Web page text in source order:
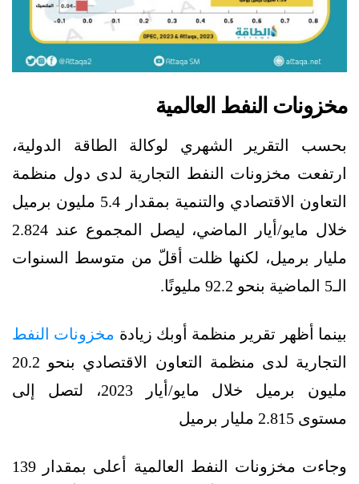
مخزونات النفط العالمية
بحسب التقرير الشهري لوكالة الطاقة الدولية،
ارتفعت مخزونات النفط التجارية لدى دول منظمة
التعاون الاقتصادي والتنمية بمقدار 5.4 مليون برميل
خلال مايو/أيار الماضي، ليصل المجموع عند 2.824
مليار برميل، لكنها ظلت أقلّ من متوسط السنوات
الـ5 الماضية بنحو 92.2 مليونًا.
بينما أظهر تقرير منظمة أوبك زيادة مخزونات النفط
التجارية لدى منظمة التعاون الاقتصادي بنحو 20.2
مليون برميل خلال مايو/أيار 2023، لتصل إلى
مستوى 2.815 مليار برميل
وجاءت مخزونات النفط العالمية أعلى بمقدار 139